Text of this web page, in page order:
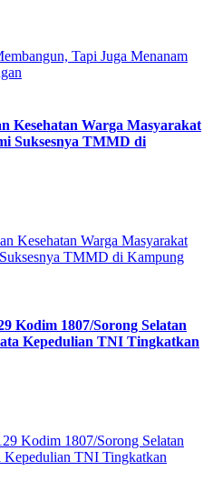
Kesehatan Warga Masyarakat
Suksesnya TMMD di
Kodim 1807/Sorong Selatan
Kepedulian TNI Tingkatkan